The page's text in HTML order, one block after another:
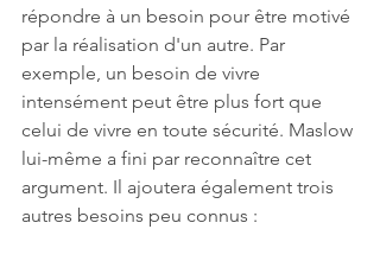
répondre à un besoin pour être motivé
par la réalisation d'un autre. Par
exemple, un besoin de vivre
intensément peut être plus fort que
celui de vivre en toute sécurité. Maslow
lui-même a fini par reconnaître cet
argument. Il ajoutera également trois
autres besoins peu connus :